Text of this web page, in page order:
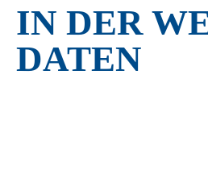
IN DER
DATEN